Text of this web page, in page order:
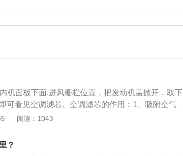
机面板下面,进风栅栏位置，把发动机盖掀开，取下
可看见空调滤芯。空调滤芯的作用：1、吸附空气
、碳氧化物、SO2、CO2等；2、有强力和持久的
研磨颗粒等固体杂质；5、能有效拦截花粉，保证
行车安全。空调滤清器能起来抑制灰尘和颗粒物进
阅读：1043
？